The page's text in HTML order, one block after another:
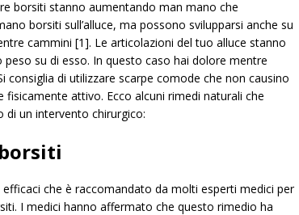
borsiti stanno aumentando man mano che
borsiti sull’alluce, ma possono svilupparsi anche su
cammini [1]. Le articolazioni del tuo alluce stanno
su di esso. In questo caso hai dolore mentre
di utilizzare scarpe comode che non causino
attivo. Ecco alcuni rimedi naturali che
di un intervento chirurgico:
che è raccomandato da molti esperti medici per
I medici hanno affermato che questo rimedio ha